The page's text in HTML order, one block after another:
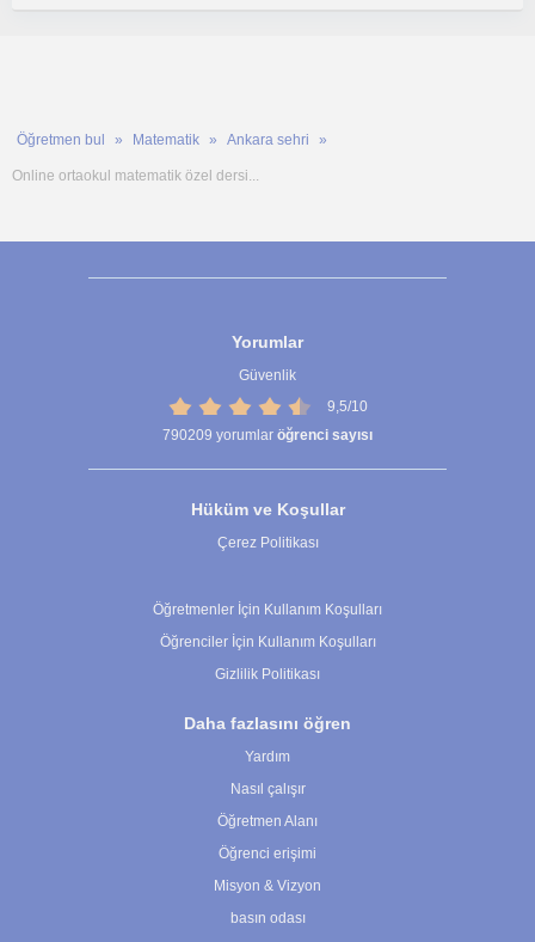
Öğretmen bul Matematik Ankara sehri
Online ortaokul matematik özel dersi...
Yorumlar
Güvenlik
9,5/10
790209 yorumlar öğrenci sayısı
Hüküm ve Koşullar
Çerez Politikası
Öğretmenler İçin Kullanım Koşulları
Öğrenciler İçin Kullanım Koşulları
Gizlilik Politikası
Daha fazlasını öğren
Yardım
Nasıl çalışır
Öğretmen Alanı
Öğrenci erişimi
Misyon & Vizyon
basın odası